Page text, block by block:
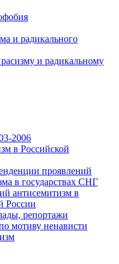
и радикального
и радикальному
2006
в Российской
проявлений
в государствах СНГ
антисемитизм в
России
репортажи
мотиву ненависти